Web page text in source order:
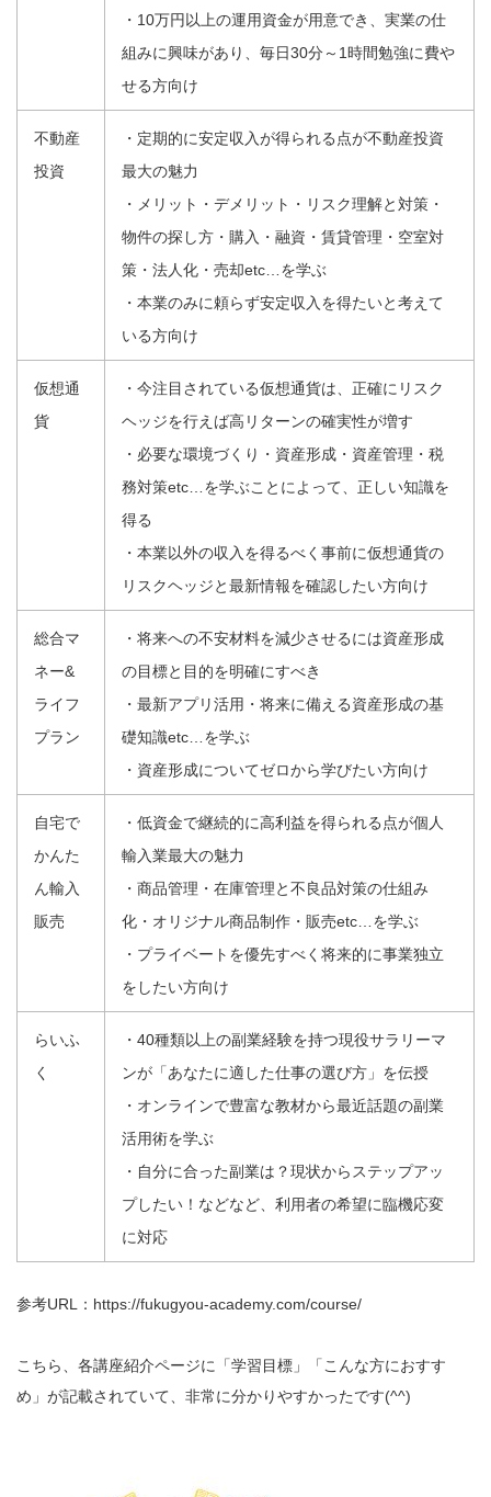
・10万円以上の運用資金が用意でき、実業の仕
組みに興味があり、毎日30分～1時間勉強に費や
せる方向け
不動産
投資
・定期的に安定収入が得られる点が不動産投資
最大の魅力
・メリット・デメリット・リスク理解と対策・
物件の探し方・購入・融資・賃貸管理・空室対
策・法人化・売却etc…を学ぶ
・本業のみに頼らず安定収入を得たいと考えて
いる方向け
仮想通
貨
・今注目されている仮想通貨は、正確にリスク
ヘッジを行えば高リターンの確実性が増す
・必要な環境づくり・資産形成・資産管理・税
務対策etc…を学ぶことによって、正しい知識を
得る
・本業以外の収入を得るべく事前に仮想通貨の
リスクヘッジと最新情報を確認したい方向け
総合マ
ネー&
ライフ
プラン
・将来への不安材料を減少させるには資産形成
の目標と目的を明確にすべき
・最新アプリ活用・将来に備える資産形成の基
礎知識etc…を学ぶ
・資産形成についてゼロから学びたい方向け
自宅で
かんた
ん輸入
販売
・低資金で継続的に高利益を得られる点が個人
輸入業最大の魅力
・商品管理・在庫管理と不良品対策の仕組み
化・オリジナル商品制作・販売etc…を学ぶ
・プライベートを優先すべく将来的に事業独立
をしたい方向け
らいふ
く
・40種類以上の副業経験を持つ現役サラリーマ
ンが「あなたに適した仕事の選び方」を伝授
・オンラインで豊富な教材から最近話題の副業
活用術を学ぶ
・自分に合った副業は？現状からステップアッ
プしたい！などなど、利用者の希望に臨機応変
に対応
参考URL： https://fukugyou-academy.com/course/
こちら、各講座紹介ページに「学習目標」「こんな方におすす
め」が記載されていて、非常に分かりやすかったです(^^)